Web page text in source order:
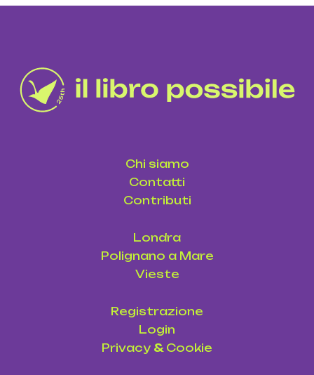
Chi siamo
Contatti
Contributi
Londra
Polignano a Mare
Vieste
Registrazione
Login
Privacy & Cookie